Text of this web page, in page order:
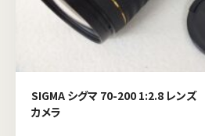
SIGMA シグマ 70-200 1:2.8 レンズ
カメラ